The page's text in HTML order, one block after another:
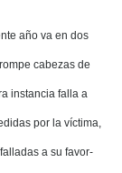
año va en dos
cabezas de
instancia falla a
por la víctima,
a su favor-